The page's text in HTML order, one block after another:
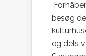
besøg
og dels